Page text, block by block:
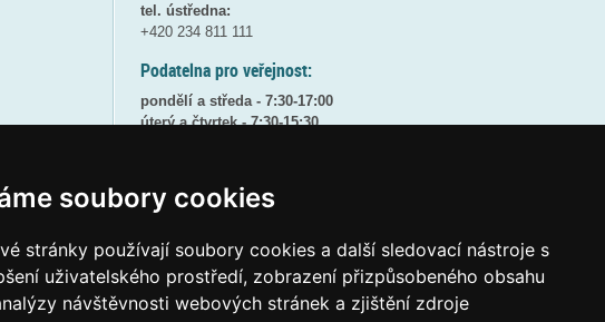
soubory cookies
stránky používají soubory cookies a další sledovací nástroje s
uživatelského prostředí, zobrazení přizpůsobeného obsahu
návštěvnosti webových stránek a zjištění zdroje
tel. ústředna:
+420 234 811 111
Podatelna pro veřejnost:
pondělí a středa - 7:30-17:00
úterý a čtvrtek - 7:30-15:30
8:30 - 9:30 - bezpečnostní přestávka
(více informacíZDE)
Elektronická podatelna:
posta@msmtgov cz
ID datové schránky:vidaawt